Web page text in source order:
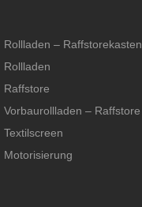
Rollladen – Raffstorekasten
Rollladen
Raffstore
Vorbaurollladen – Raffstore
Textilscreen
Motorisierung